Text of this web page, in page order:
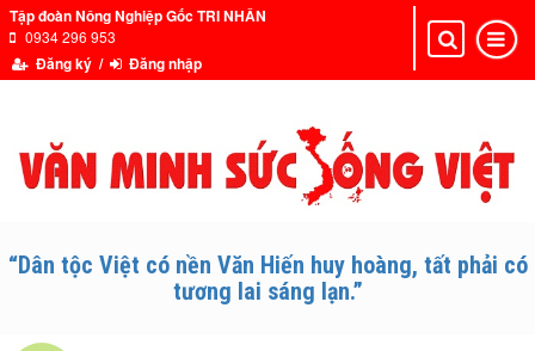
Tập đoàn Nông Nghiệp Gốc TRI NHÂN
0934 296 953
Đăng ký / Đăng nhập
Toggle
Toggle
navigation
“Dân tộc Việt có nền Văn Hiến huy hoàng, tất phải có
tương lai sáng lạn.”